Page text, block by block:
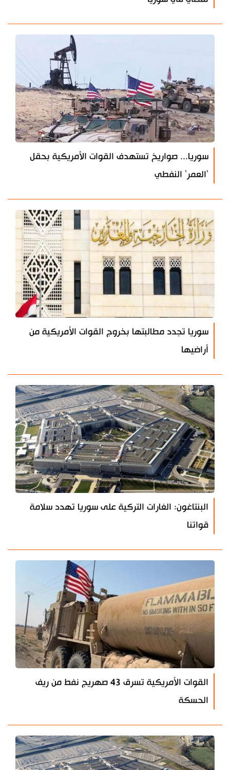
سوريا... صواريخ تستهدف القوات الأمريكية بحقل
'العمر' النفطي
سوريا تجدد مطالبتها بخروج القوات الأمريكية من
أراضيها
البنتاغون: الغارات التركية على سوريا تهدد سلامة
قواتنا
القوات الأمريكية تسرق 43 صهريج نفط من ريف
الحسكة